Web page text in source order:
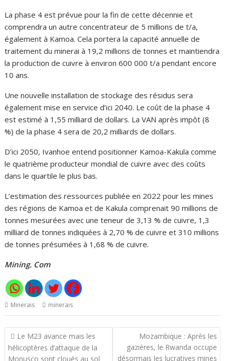
La phase 4 est prévue pour la fin de cette décennie et
comprendra un autre concentrateur de 5 millions de t/a,
également à Kamoa. Cela portera la capacité annuelle de
traitement du minerai à 19,2 millions de tonnes et maintiendra
la production de cuivre à environ 600 000 t/a pendant encore
10 ans.
Une nouvelle installation de stockage des résidus sera
également mise en service d’ici 2040. Le coût de la phase 4
est estimé à 1,55 milliard de dollars. La VAN après impôt (8
%) de la phase 4 sera de 20,2 milliards de dollars.
D’ici 2050, Ivanhoe entend positionner Kamoa-Kakula comme
le quatrième producteur mondial de cuivre avec des coûts
dans le quartile le plus bas.
L’estimation des ressources publiée en 2022 pour les mines
des régions de Kamoa et de Kakula comprenait 90 millions de
tonnes mesurées avec une teneur de 3,13 % de cuivre, 1,3
milliard de tonnes indiquées à 2,70 % de cuivre et 310 millions
de tonnes présumées à 1,68 % de cuivre.
Mining. Com
Minerais minerais
Navigation
de
Le M23 avance mais les
hélicoptères d’attaque de la
Monusco sont cloués au sol
Mozambique : Après les
gazières, le Rwanda occupe
désormais les lucratives mines